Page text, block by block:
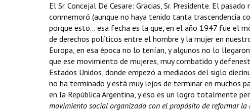
El Sr. Concejal De Cesare: Gracias, Sr. Presidente. El
conmemoró (aunque no haya tenido tanta trascendencia
porque esto... esa fecha es la que, en el año 1947 fue el
de derechos políticos entre el hombre y la mujer en
Europa, en esa época no lo tenían, y algunos no lo
que ese movimiento de mujeres, muy combatido y
Estados Unidos, donde empezó a mediados del siglo
no ha terminado y está muy lejos de terminar en muchos
en la República Argentina, y eso es un logro totalmente
movimiento social organizado con el propósito de reformar